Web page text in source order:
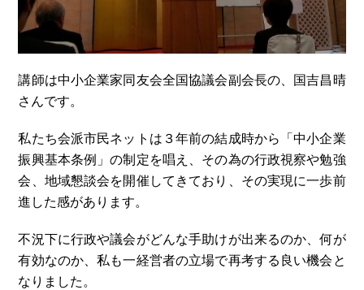
講師は中小企業家同友会全国協議会副会長の、国吉昌晴
さんです。
私たち会派市民ネットは３年前の結成時から「中小企業
振興基本条例」の制定を唱え、その為の行政視察や勉強
会、地域懇談会を開催してきており、その実現に一歩前
進した感があります。
不況下に行政や議会がどんな手助けが出来るのか、何が
有効なのか、私も一経営者の立場で再考する良い機会と
なりました。